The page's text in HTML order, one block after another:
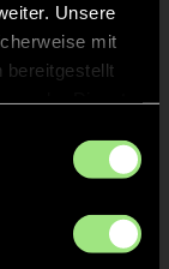
Unsere
mit
bereitgestellt